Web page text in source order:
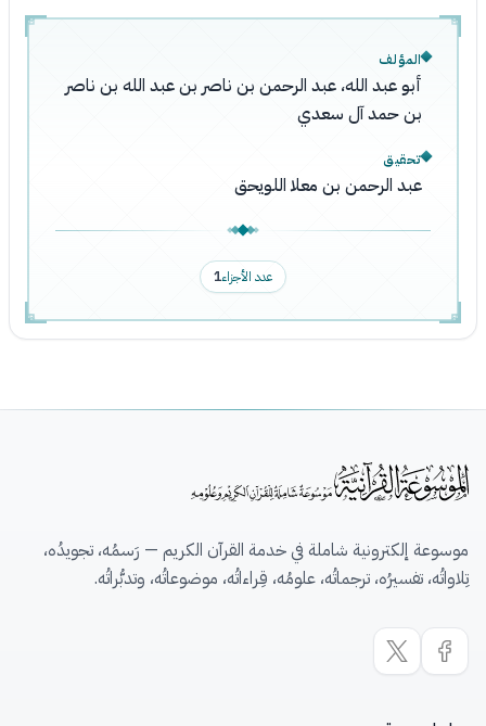
المؤلف
أبو عبد الله، عبد الرحمن بن ناصر بن عبد الله بن ناصر
بن حمد آل سعدي
تحقيق
عبد الرحمن بن معلا اللويحق
عدد الأجزاء1
موسوعة إلكترونية شاملة في خدمة القرآن الكريم — رَسمُه، تجويدُه،
تِلاواتُه، تفسيرُه، ترجماتُه، علومُه، قِراءاتُه، موضوعاتُه، وتدبُّراتُه.